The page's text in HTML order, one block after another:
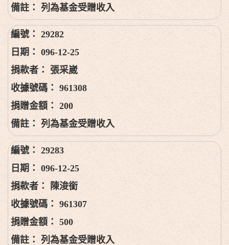
列為基金受贈收入
29282
096-12-25
張采崴
961308
200
列為基金受贈收入
29283
096-12-25
陳浚銜
961307
500
列為基金受贈收入